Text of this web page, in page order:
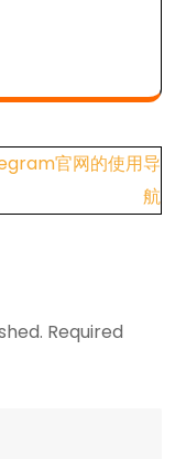
官网的使用导
航
Required